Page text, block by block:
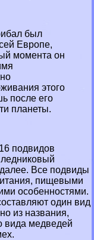
был
Европе,
момента он
этого
после его
планеты.
подвидов
Все подвиды
пищевыми
особенностями.
один вид
из названия,
вида медведей